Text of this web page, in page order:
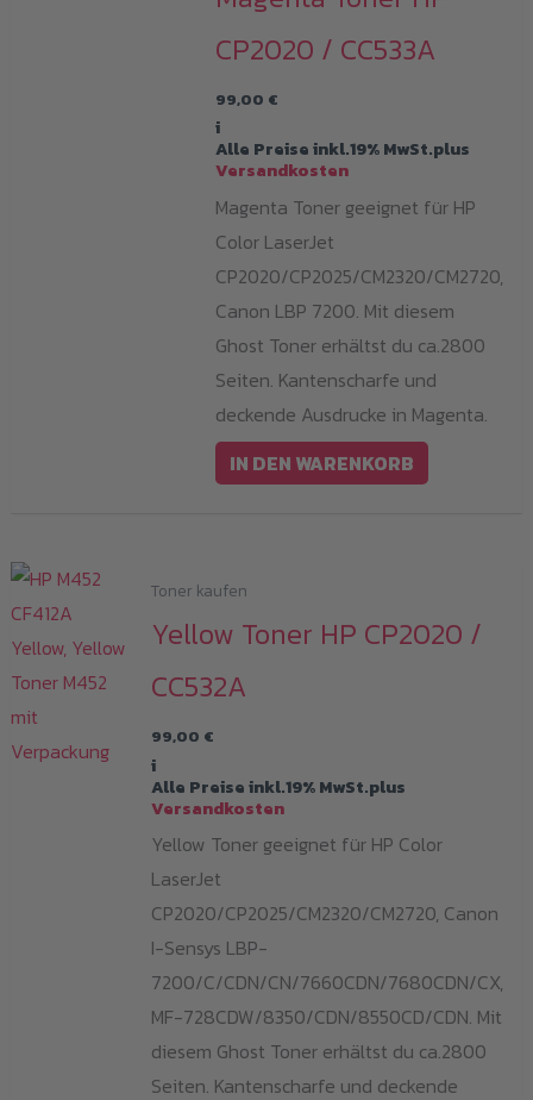
CP2020 / CC533A
99,00 €
i
Alle Preise inkl.19% MwSt.plus
Versandkosten
Magenta Toner geeignet für HP
Color LaserJet
CP2020/CP2025/CM2320/CM2720,
Canon LBP 7200. Mit diesem
Ghost Toner erhältst du ca.2800
Seiten. Kantenscharfe und
deckende Ausdrucke in Magenta.
IN DEN WARENKORB
Toner kaufen
Yellow Toner HP CP2020 /
CC532A
99,00 €
i
Alle Preise inkl.19% MwSt.plus
Versandkosten
Yellow Toner geeignet für HP Color
LaserJet
CP2020/CP2025/CM2320/CM2720, Canon
I-Sensys LBP-
7200/C/CDN/CN/7660CDN/7680CDN/CX,
MF-728CDW/8350/CDN/8550CD/CDN. Mit
diesem Ghost Toner erhältst du ca.2800
Seiten. Kantenscharfe und deckende